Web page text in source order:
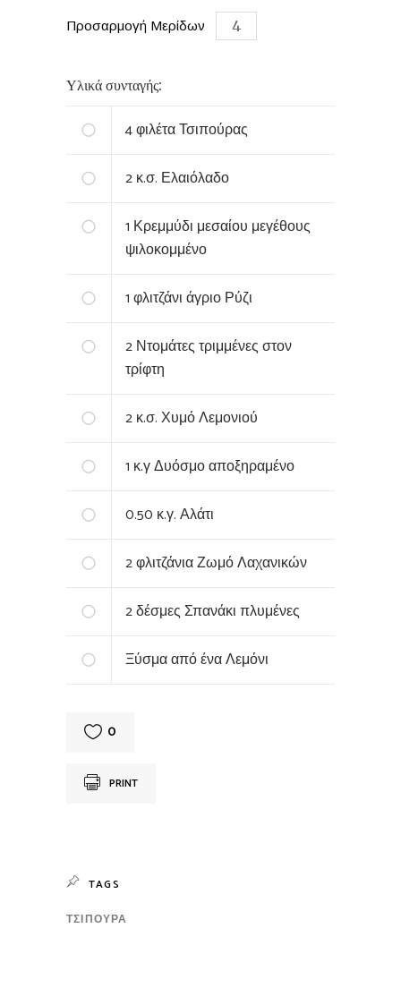
Προσαρμογή Μερίδων
Υλικά συνταγής:
4φιλέτα Τσιπούρας
2κ.σ. Ελαιόλαδο
1 Κρεμμύδι μεσαίου μεγέθους
ψιλοκομμένο
1φλιτζάνι άγριο Ρύζι
2Ντομάτες τριμμένες στον
τρίφτη
2κ.σ. Χυμό Λεμονιού
1 κ.γ Δυόσμο αποξηραμένο
0.50 κ.γ. Αλάτι
2φλιτζάνια Ζωμό Λαχανικών
2δέσμες Σπανάκι πλυμένες
Ξύσμα από ένα Λεμόνι
0
PRINT
TAGS
ΤΣΙΠΟΎΡΑ